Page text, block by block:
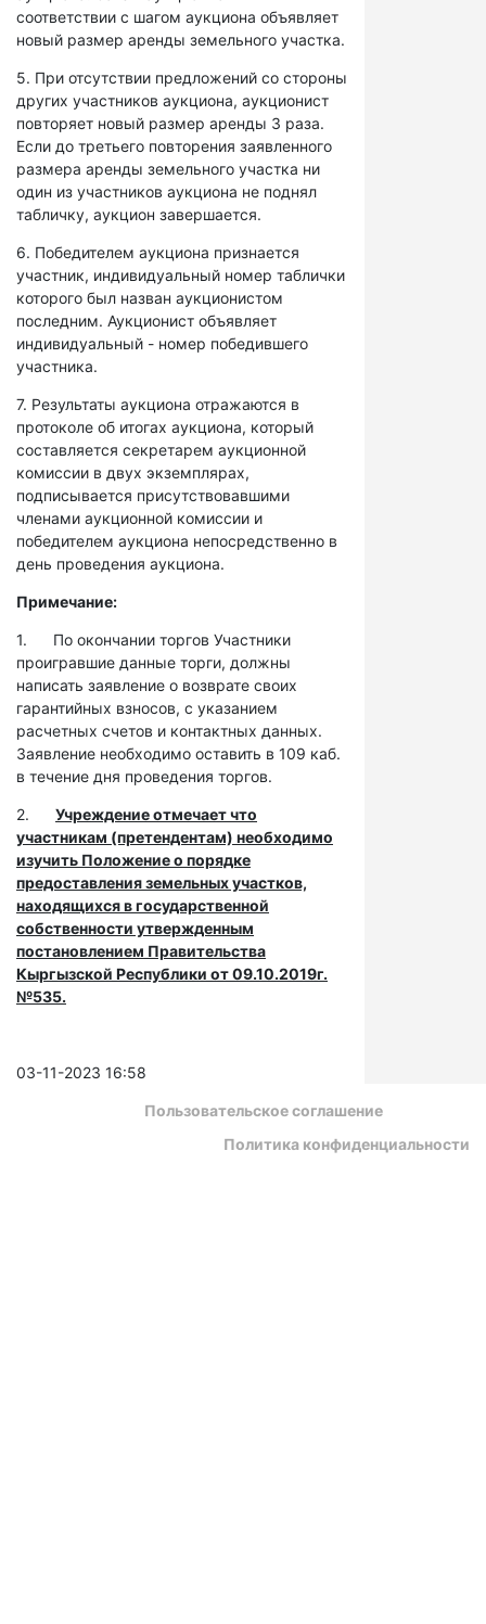
соответствии с шагом аукциона объявляет
новый размер аренды земельного участка.
5. При отсутствии предложений со стороны
других участников аукциона, аукционист
повторяет новый размер аренды 3 раза.
Если до третьего повторения заявленного
размера аренды земельного участка ни
один из участников аукциона не поднял
табличку, аукцион завершается.
6. Победителем аукциона признается
участник, индивидуальный номер таблички
которого был назван аукционистом
последним. Аукционист объявляет
индивидуальный - номер победившего
участника.
7. Результаты аукциона отражаются в
протоколе об итогах аукциона, который
составляется секретарем аукционной
комиссии в двух экземплярах,
подписывается присутствовавшими
членами аукционной комиссии и
победителем аукциона непосредственно в
день проведения аукциона.
Примечание:
1. По окончании торгов Участники
проигравшие данные торги, должны
написать заявление о возврате своих
гарантийных взносов, с указанием
расчетных счетов и контактных данных.
Заявление необходимо оставить в 109 каб.
в течение дня проведения торгов.
2. Учреждение отмечает что
участникам (претендентам) необходимо
изучить Положение о порядке
предоставления земельных участков,
находящихся в государственной
собственности утвержденным
постановлением Правительства
Кыргызской Республики от 09.10.2019г.
№535.
03-11-2023 16:58
Пользовательское соглашение
Политика конфиденциальности